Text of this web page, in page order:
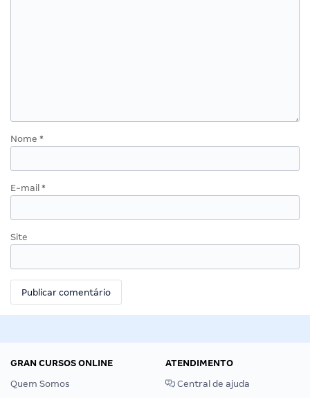
Nome *
E-mail *
Site
GRAN CURSOS ONLINE
Quem Somos
ATENDIMENTO
Central de ajuda